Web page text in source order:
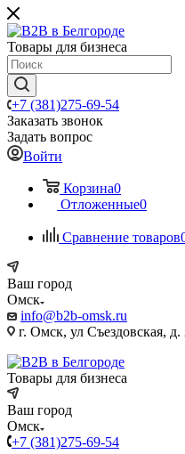
Товары для бизнеса
+7 (381)275-69-54
Заказать звонок
Задать вопрос
Войти
Корзина0
Отложенные0
Сравнение товаров
Ваш город
Омск
info@b2b-omsk.ru
г. Омск, ул Съездовская,
Товары для бизнеса
Ваш город
Омск
+7 (381)275-69-54